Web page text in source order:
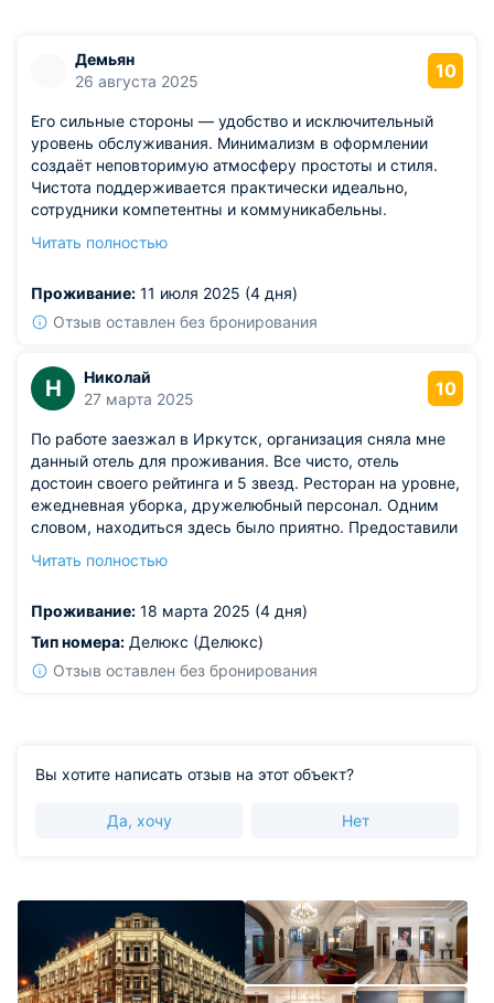
Демьян
26 августа 2025
10
Его сильные стороны — удобство и исключительный
уровень обслуживания. Минимализм в оформлении
создаёт неповторимую атмосферу простоты и стиля.
Чистота поддерживается практически идеально,
сотрудники компетентны и коммуникабельны.
обязательной рекомендацией другим
Читать полностью
Проживание: 11 июля 2025 (4 дня)
Отзыв оставлен без бронирования
Н
Николай
27 марта 2025
10
По работе заезжал в Иркутск, организация сняла мне
данный отель для проживания. Все чисто, отель
достоин своего рейтинга и 5 звезд. Ресторан на уровне,
ежедневная уборка, дружелюбный персонал. Одним
словом, находиться здесь было приятно. Предоставили
отметить расположение в центре, не было нужды
стоит рассмотреть этот вариант, если собираетесь в
Иркутск.
Читать полностью
Проживание: 18 марта 2025 (4 дня)
Тип номера: Делюкс (Делюкс)
Отзыв оставлен без бронирования
Вы хотите написать отзыв на этот объект?
Да, хочу Нет